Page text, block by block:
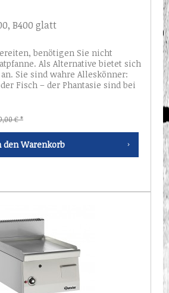
B400 glatt
benötigen Sie nicht
Als Alternative bietet sich
Sie sind wahre Alleskönner:
Fisch – der Phantasie sind bei
€ *
den Warenkorb